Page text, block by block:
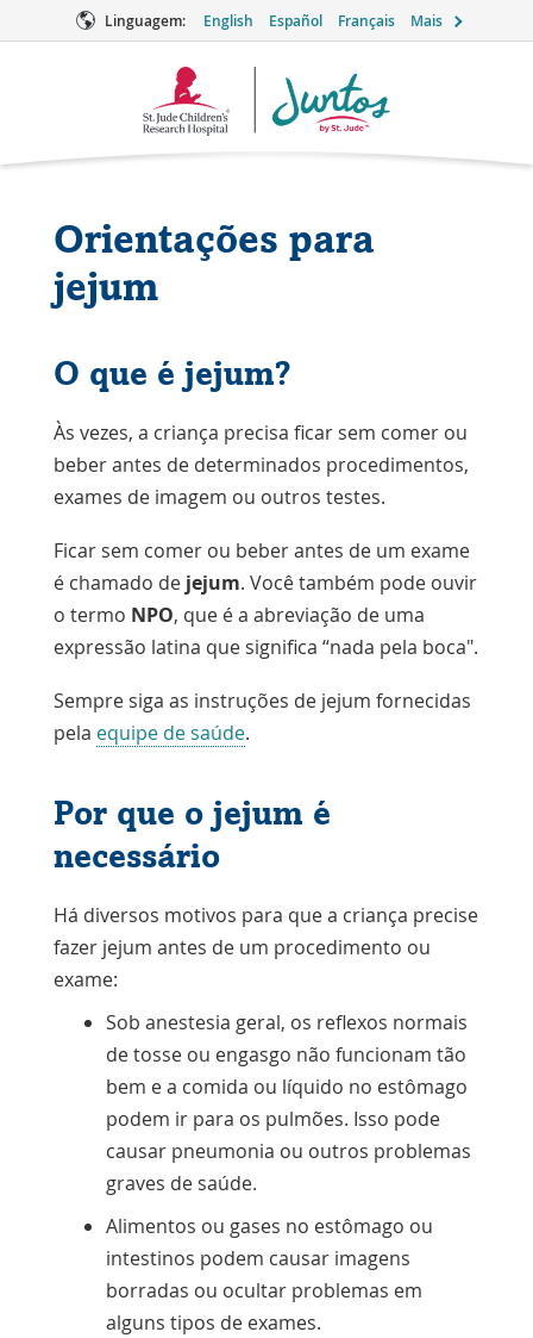
Linguagem: English Español Français Mais
Logotipo
Orientações para
jejum
O que é jejum?
Às vezes, a criança precisa ficar sem comer ou
beber antes de determinados procedimentos,
exames de imagem ou outros testes.
Ficar sem comer ou beber antes de um exame
é chamado de jejum. Você também pode ouvir
o termo NPO, que é a abreviação de uma
expressão latina que significa “nada pela boca".
Sempre siga as instruções de jejum fornecidas
pela equipe de saúde.
Por que o jejum é
necessário
Há diversos motivos para que a criança precise
fazer jejum antes de um procedimento ou
exame:
Sob anestesia geral, os reflexos normais
de tosse ou engasgo não funcionam tão
bem e a comida ou líquido no estômago
podem ir para os pulmões. Isso pode
causar pneumonia ou outros problemas
graves de saúde.
Alimentos ou gases no estômago ou
intestinos podem causar imagens
borradas ou ocultar problemas em
alguns tipos de exames.